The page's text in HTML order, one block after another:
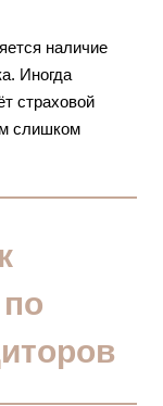
наличие
Иногда
страховой
слишком